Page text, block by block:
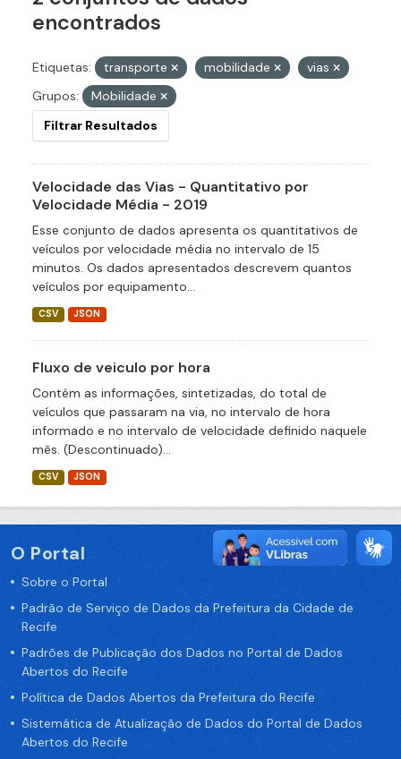
encontrados
Etiquetas: transporte mobilidade
vias
Grupos:
Mobilidade
Filtrar Resultados
Velocidade das Vias - Quantitativo por
Velocidade Média - 2019
Esse conjunto de dados apresenta os quantitativos de
veículos por velocidade média no intervalo de 15
minutos. Os dados apresentados descrevem quantos
veículos por equipamento...
CSV JSON
Fluxo de veiculo por hora
Contém as informações, sintetizadas, do total de
veículos que passaram na via, no intervalo de hora
informado e no intervalo de velocidade definido naquele
mês. (Descontinuado)...
CSV JSON
O Portal
Sobre o Portal
Padrão de Serviço de Dados da Prefeitura da Cidade de
Recife
Padrões de Publicação dos Dados no Portal de Dados
Abertos do Recife
Política de Dados Abertos da Prefeitura do Recife
Sistemática de Atualização de Dados do Portal de Dados
Abertos do Recife